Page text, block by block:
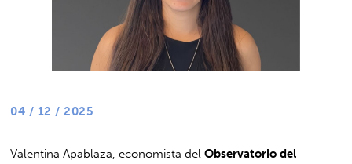
04 / 12 / 2025
Valentina Apablaza, economista delObservatorio del